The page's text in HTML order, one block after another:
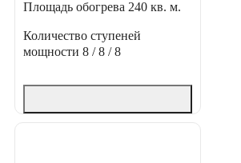
Площадь обогрева 240 кв. м.
Количество ступеней
мощности 8 / 8 / 8